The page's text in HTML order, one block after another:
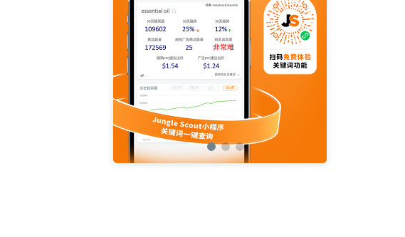
亚马逊活动 亚马逊开店 亚马逊瑞典站
亚马逊品牌备案 亚马逊运营直播
亚马逊官方直播 亚马逊选品直播
亚马逊优惠券 亚马逊ASIN listing优化
亚马逊主题 差评 亚马逊排名 关键词
listing 爆款最新 引流